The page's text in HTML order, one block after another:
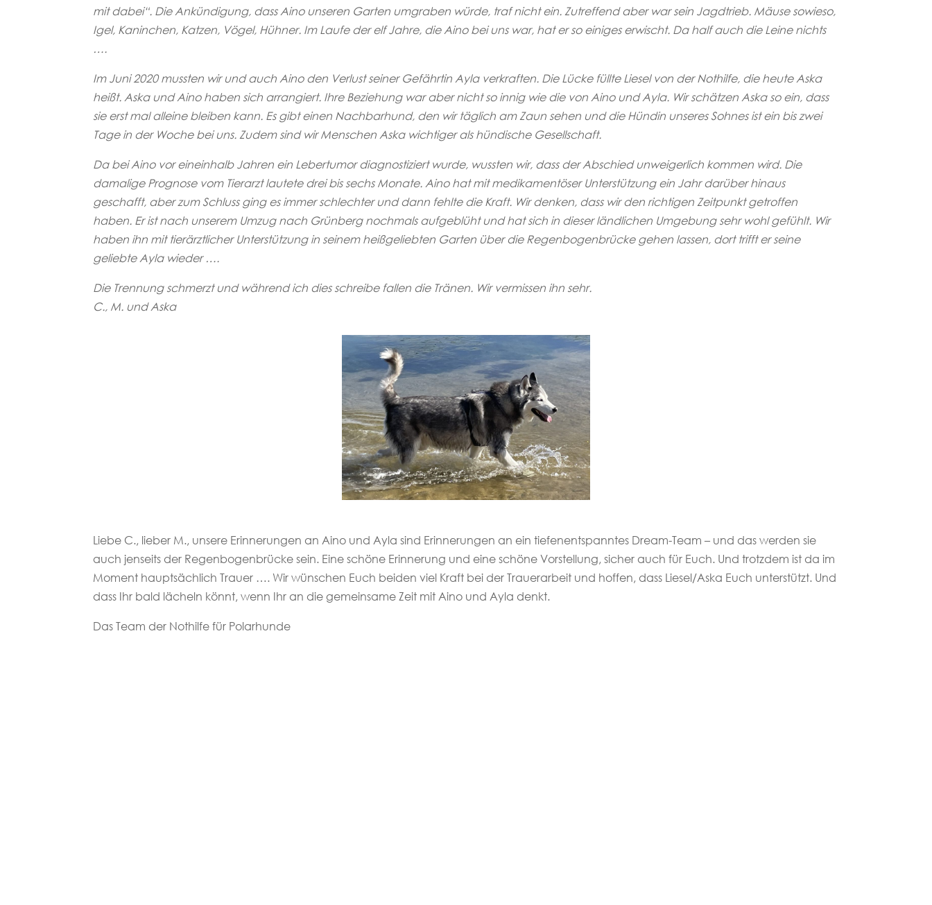
mit dabei“. Die Ankündigung, dass Aino unseren Garten umgraben würde, traf nicht ein. Zutreffend aber war sein Jagdtrieb. Mäuse sowieso,
Igel, Kaninchen, Katzen, Vögel, Hühner. Im Laufe der elf Jahre, die Aino bei uns war, hat er so einiges erwischt. Da half auch die Leine nichts
….
Im Juni 2020 mussten wir und auch Aino den Verlust seiner Gefährtin Ayla verkraften. Die Lücke füllte Liesel von der Nothilfe, die heute Aska
heißt. Aska und Aino haben sich arrangiert. Ihre Beziehung war aber nicht so innig wie die von Aino und Ayla. Wir schätzen Aska so ein, dass
sie erst mal alleine bleiben kann. Es gibt einen Nachbarhund, den wir täglich am Zaun sehen und die Hündin unseres Sohnes ist ein bis zwei
Tage in der Woche bei uns. Zudem sind wir Menschen Aska wichtiger als hündische Gesellschaft.
Da bei Aino vor eineinhalb Jahren ein Lebertumor diagnostiziert wurde, wussten wir, dass der Abschied unweigerlich kommen wird. Die
damalige Prognose vom Tierarzt lautete drei bis sechs Monate. Aino hat mit medikamentöser Unterstützung ein Jahr darüber hinaus
geschafft, aber zum Schluss ging es immer schlechter und dann fehlte die Kraft. Wir denken, dass wir den richtigen Zeitpunkt getroffen
haben. Er ist nach unserem Umzug nach Grünberg nochmals aufgeblüht und hat sich in dieser ländlichen Umgebung sehr wohl gefühlt. Wir
haben ihn mit tierärztlicher Unterstützung in seinem heißgeliebten Garten über die Regenbogenbrücke gehen lassen, dort trifft er seine
geliebte Ayla wieder ….
Die Trennung schmerzt und während ich dies schreibe fallen die Tränen. Wir vermissen ihn sehr.
C., M. und Aska
Liebe C., lieber M., unsere Erinnerungen an Aino und Ayla sind Erinnerungen an ein tiefenentspanntes Dream-Team – und das werden sie
auch jenseits der Regenbogenbrücke sein. Eine schöne Erinnerung und eine schöne Vorstellung, sicher auch für Euch. Und trotzdem ist da im
Moment hauptsächlich Trauer …. Wir wünschen Euch beiden viel Kraft bei der Trauerarbeit und hoffen, dass Liesel/Aska Euch unterstützt. Und
dass Ihr bald lächeln könnt, wenn Ihr an die gemeinsame Zeit mit Aino und Ayla denkt.
Das Team der Nothilfe für Polarhunde